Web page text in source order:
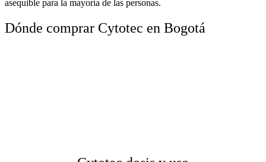
asequible para la mayoría de las personas.
Dónde comprar Cytotec en Bogotá